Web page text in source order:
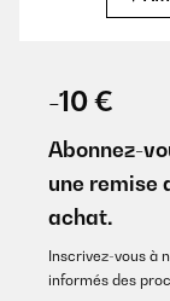
work with
Amazon user
Traduire
-10 €
Abonnez-
une remise
achat.
Inscrivez-vous à
informés des